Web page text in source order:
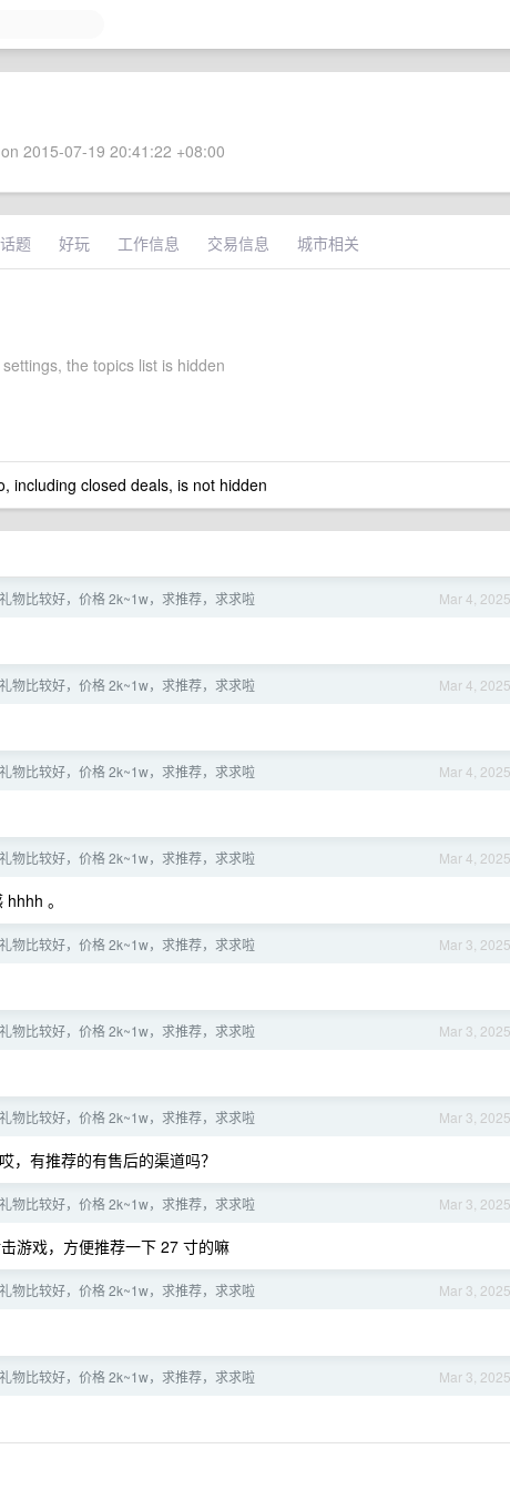
2015-07-19 20:41:22 +08:00
题 好玩 工作信息 交易信息 城市相关
the topics list is hidden
including closed deals, is not hidden
Mar 4, 2025
物比较好，价格 2k~1w，求推荐，求求啦
Mar 4, 2025
物比较好，价格 2k~1w，求推荐，求求啦
Mar 4, 2025
物比较好，价格 2k~1w，求推荐，求求啦
Mar 4, 2025
物比较好，价格 2k~1w，求推荐，求求啦
。
Mar 3, 2025
物比较好，价格 2k~1w，求推荐，求求啦
Mar 3, 2025
物比较好，价格 2k~1w，求推荐，求求啦
Mar 3, 2025
物比较好，价格 2k~1w，求推荐，求求啦
，有推荐的有售后的渠道吗？
Mar 3, 2025
物比较好，价格 2k~1w，求推荐，求求啦
游戏，方便推荐一下 27 寸的嘛
Mar 3, 2025
物比较好，价格 2k~1w，求推荐，求求啦
Mar 3, 2025
物比较好，价格 2k~1w，求推荐，求求啦